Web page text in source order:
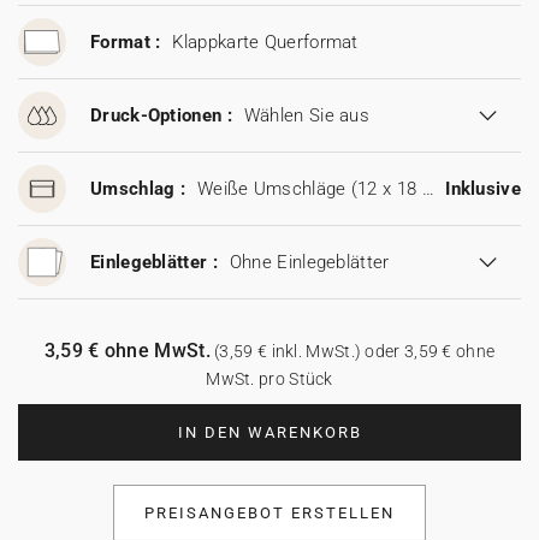
Format : Klappkarte Querformat
Druck-Optionen : Wählen Sie aus
Umschlag : Weiße Umschläge (12 x 18 cm) Inklusive
Einlegeblätter : Ohne Einlegeblätter
IN DEN WARENKORB
3,59 € ohne MwSt.(3,59 € inkl. MwSt.) oder 3,59 € ohne
MwSt. pro Stück
PREISANGEBOT ERSTELLEN